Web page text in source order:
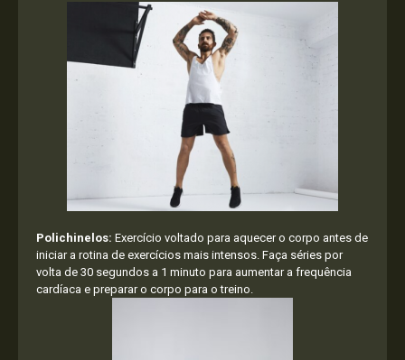
Polichinelos: Exercício voltado para aquecer o corpo antes de
iniciar a rotina de exercícios mais intensos. Faça séries por
volta de 30 segundos a 1 minuto para aumentar a frequência
cardíaca e preparar o corpo para o treino.